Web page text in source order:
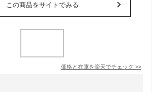
この商品をサイトでみる
価格と在庫を楽天でチェック >>